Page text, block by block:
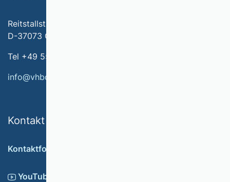
Reitstallstr. 7
D-37073 Göttingen
Tel +49 551 79778-566
info@vhbonline.org
Kontakt
Kontaktformular
YouTube